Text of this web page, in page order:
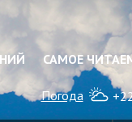
САМОЕ
Погода